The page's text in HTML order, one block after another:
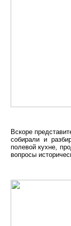
Вскоре
собирали и
полевой кухне,
вопросы